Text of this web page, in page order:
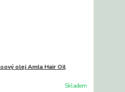
olej Amla Hair Oil
Skladem